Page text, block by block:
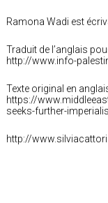
Ramona Wadi est
Traduit de l’anglais
http://www.info-
Texte original en
https://
seeks-further-
http://